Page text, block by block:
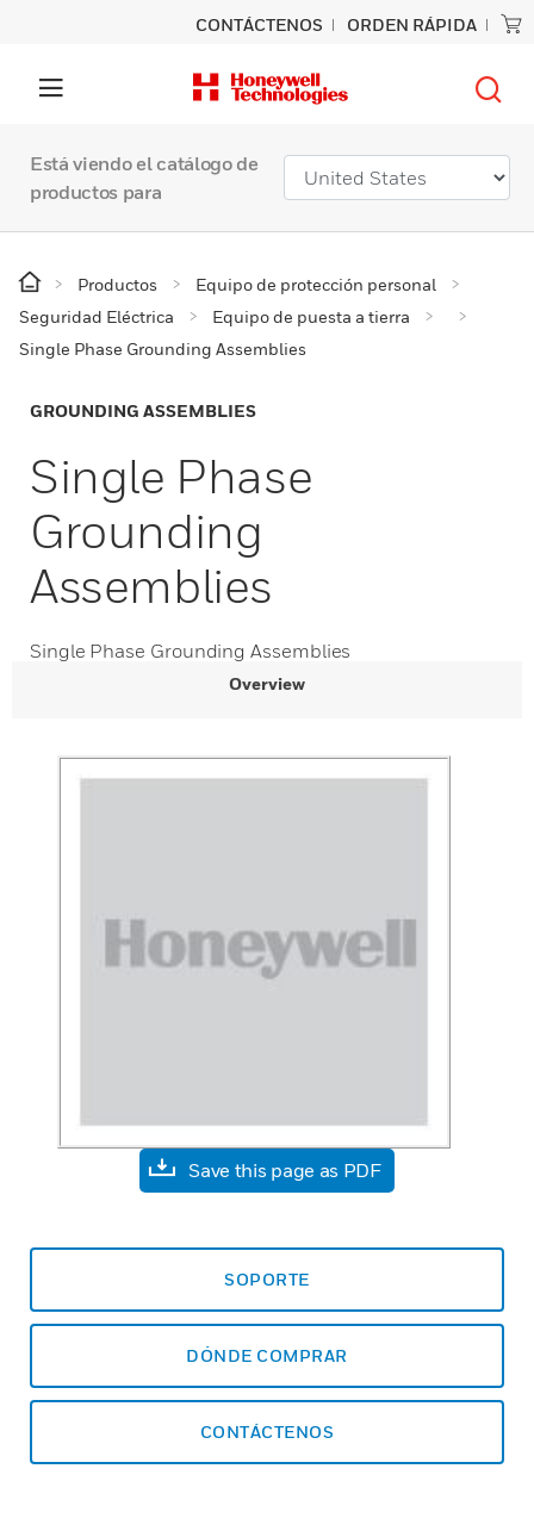
CONTÁCTENOS ORDEN RÁPIDA
Está viendo el catálogo de
productos para
Productos
Equipo de protección personal
Seguridad Eléctrica
Equipo de puesta a tierra
Single Phase Grounding Assemblies
GROUNDING ASSEMBLIES
Single Phase
Grounding
Assemblies
Single Phase Grounding Assemblies
Overview
Save this page as PDF
SOPORTE
DÓNDE COMPRAR
CONTÁCTENOS